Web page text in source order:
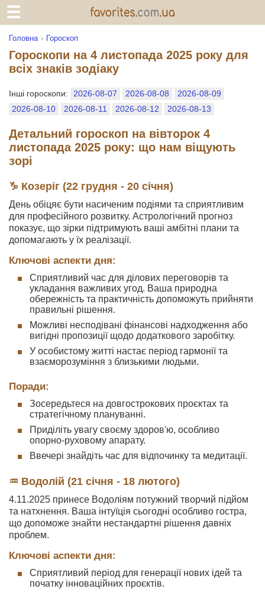
Головна Гороскоп
Гороскопи на 4 листопада 2025 року для
всіх знаків зодіаку
Інші гороскопи: 2026-08-07 2026-08-08
2026-08-09
2026-08-10
2026-08-11 2026-08-12 2026-08-13
Детальний гороскоп на вівторок 4
листопада 2025 року: що нам віщують
зорі
♑ Козеріг (22 грудня - 20 січня)
День обіцяє бути насиченим подіями та сприятливим
для професійного розвитку. Астрологічний прогноз
показує, що зірки підтримують ваші амбітні плани та
допомагають у їх реалізації.
Ключові аспекти дня:
Сприятливий час для ділових переговорів та
укладання важливих угод. Ваша природна
обережність та практичність допоможуть прийняти
правильні рішення.
Можливі несподівані фінансові надходження або
вигідні пропозиції щодо додаткового заробітку.
У особистому житті настає період гармонії та
взаєморозуміння з близькими людьми.
Поради:
Зосередьтеся на довгострокових проєктах та
стратегічному плануванні.
Приділіть увагу своєму здоров'ю, особливо
опорно-руховому апарату.
Ввечері знайдіть час для відпочинку та медитації.
♒ Водолій (21 січня - 18 лютого)
4.11.2025 принесе Водоліям потужний творчий підйом
та натхнення. Ваша інтуїція сьогодні особливо гостра,
що допоможе знайти нестандартні рішення давніх
проблем.
Ключові аспекти дня:
Сприятливий період для генерації нових ідей та
початку інноваційних проєктів.